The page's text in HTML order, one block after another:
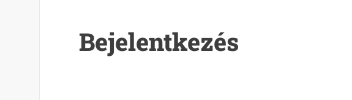
Bejelentkezés